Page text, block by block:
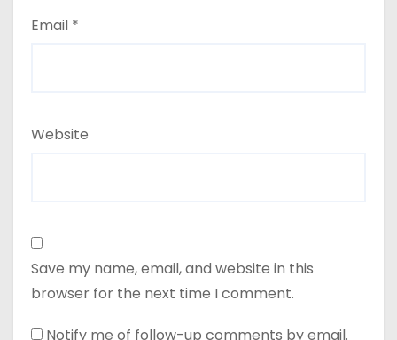
Email *
Website
Save my name, email, and website in this
browser for the next time I comment.
Notify me of follow-up comments by email.